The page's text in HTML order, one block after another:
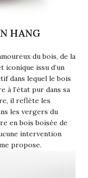
HANG
du bois, de la
iconique issu d’un
dans lequel le bois
à l’état pur dans sa
il reflète les
les vergers du
en bois boisée de
intervention
propose.